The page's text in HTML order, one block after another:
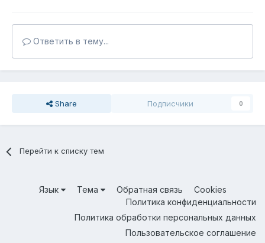
Ответить в тему...
Share Подписчики 0
Перейти к списку тем
Язык Тема Обратная связь
Cookies
Политика конфиденциальности
Политика обработки персональных данных
Пользовательское соглашение